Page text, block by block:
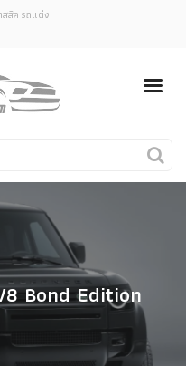
เตือน
วสารเมื่อมีการอัพเดต
?
สิค รถแต่ง
รถใหม่
คนรักรถ
รถแต่ง
งานแสดงรถ
Car In The Movie
สเปคราคา รถยนต์
Bond Edition